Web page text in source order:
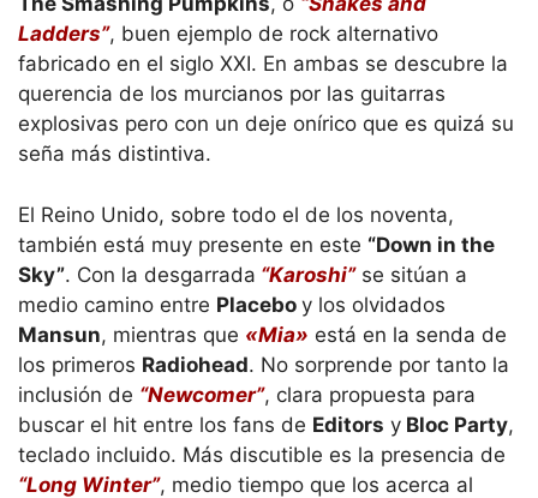
Ladders”, buen ejemplo de rock alternativo
fabricado en el siglo XXI. En ambas se descubre la
querencia de los murcianos por las guitarras
explosivas pero con un deje onírico que es quizá su
seña más distintiva.
El Reino Unido, sobre todo el de los noventa,
también está muy presente en este “Down in the
Sky”. Con la desgarrada “Karoshi”se sitúan a
medio camino entre Placebo y los olvidados
Mansun, mientras que «Mia» está en la senda de
los primeros Radiohead. No sorprende por tanto la
inclusión de “Newcomer”, clara propuesta para
buscar el hit entre los fans de Editors y Bloc Party,
teclado incluido. Más discutible es la presencia de
“Long Winter”, medio tiempo que los acerca al